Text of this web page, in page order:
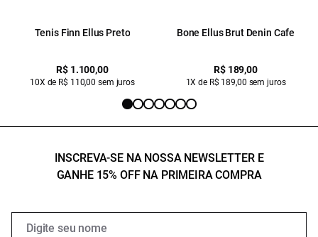
Tenis Finn Ellus Preto
R$ 1.100,00
10X de R$ 110,00 sem juros
Bone Ellus Brut Denin Cafe
R$ 189,00
1X de R$ 189,00 sem juros
INSCREVA-SE NA NOSSA NEWSLETTER E
GANHE 15% OFF NA PRIMEIRA COMPRA